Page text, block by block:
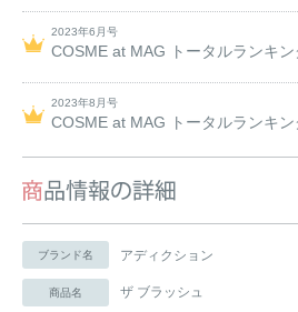
2023年6月号
COSME at MAG トータルランキン
2023年8月号
COSME at MAG トータルランキン
ブランド名 アディクション
商品名 ザ ブラッシュ